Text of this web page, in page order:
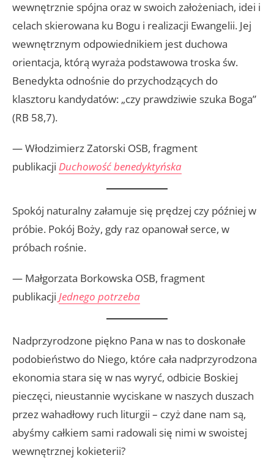
wewnętrznie spójna oraz w swoich założeniach, idei i
celach skierowana ku Bogu i realizacji Ewangelii. Jej
wewnętrznym odpowiednikiem jest duchowa
orientacja, którą wyraża podstawowa troska św.
Benedykta odnośnie do przychodzących do
klasztoru kandydatów: „czy prawdziwie szuka Boga”
(RB 58,7).
— Włodzimierz Zatorski OSB, fragment
publikacji Duchowość benedyktyńska
Spokój naturalny załamuje się prędzej czy później w
próbie. Pokój Boży, gdy raz opanował serce, w
próbach rośnie.
— Małgorzata Borkowska OSB, fragment
publikacji Jednego potrzeba
Nadprzyrodzone piękno Pana w nas to doskonałe
podobieństwo do Niego, które cała nadprzyrodzona
ekonomia stara się w nas wyryć, odbicie Boskiej
pieczęci, nieustannie wyciskane w naszych duszach
przez wahadłowy ruch liturgii – czyż dane nam są,
abyśmy całkiem sami radowali się nimi w swoistej
wewnętrznej kokieterii?